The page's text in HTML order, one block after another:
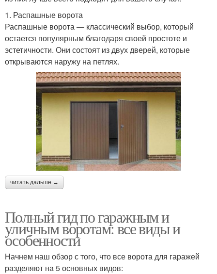
1. Распашные ворота
Распашные ворота — классический выбор, который
остается популярным благодаря своей простоте и
эстетичности. Они состоят из двух дверей, которые
открываются наружу на петлях.
читать дальше →
Полный гид по гаражным и
уличным воротам: все виды и
особенности
Начнем наш обзор с того, что все ворота для гаражей
разделяют на 5 основных видов: